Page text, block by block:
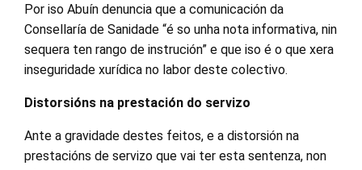
Por iso Abuín denuncia que a comunicación da
Consellaría de Sanidade “é so unha nota informativa, nin
sequera ten rango de instrución” e que iso é o que xera
inseguridade xurídica no labor deste colectivo.
Distorsións na prestación do servizo
Ante a gravidade destes feitos, e a distorsión na
prestacións de servizo que vai ter esta sentenza, non